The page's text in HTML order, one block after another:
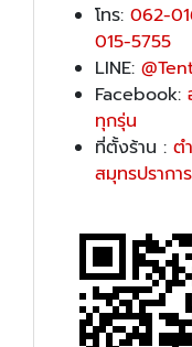
โทร: 062-
015-5755
LINE:
Facebook:
ทุกรุ่น
ที่ตั้งร้าน : ต
สมุทรปรากา